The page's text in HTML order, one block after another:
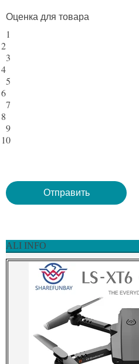
Оценка для товара
1
2
3
4
5
6
7
8
9
10
ALI INFO